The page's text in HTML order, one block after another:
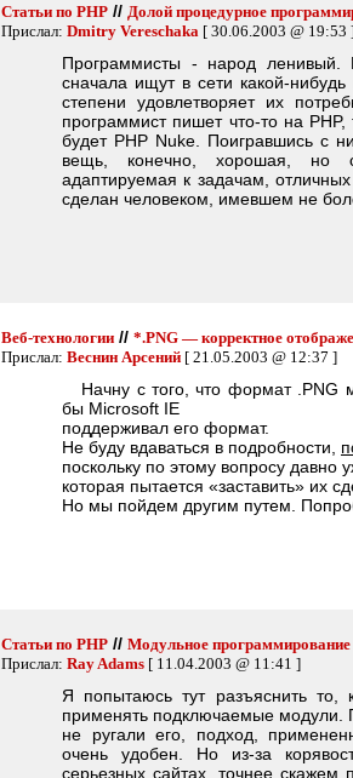
Статьи по PHP // Долой процедурное
Прислал: Dmitry Vereschaka [ 30.06.2003 @ 19:53
Программисты - народ ленивый.
сначала ищут в сети какой-
степени удовлетворяет их
программист пишет что-то на
будет PHP Nuke. Поигравшись с
вещь, конечно, хорошая, но
адаптируемая к задачам,
сделан человеком, имевшем не
Веб-технологии // *.PNG — корректное
Прислал: Веснин Арсений [ 21.05.2003 @ 12:37 ]
Начну с того, что формат .PNG
бы Microsoft IE
поддерживал его формат.
Не буду вдаваться в подробности,
поскольку по этому вопросу давно
которая пытается «заставить» их
Но мы пойдем другим путем.
Статьи по PHP // Модульное программирование
Прислал: Ray Adams [ 11.04.2003 @ 11:41 ]
Я попытаюсь тут разъяснить то,
применять подключаемые модули.
не ругали его, подход,
очень удобен. Но из-за
серьезных сайтах, точнее скажем